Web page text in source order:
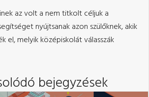
az volt a nem titkolt céljuk a
nyújtsanak azon szülőknek, akik
el, melyik középiskolát válasszák
bejegyzések